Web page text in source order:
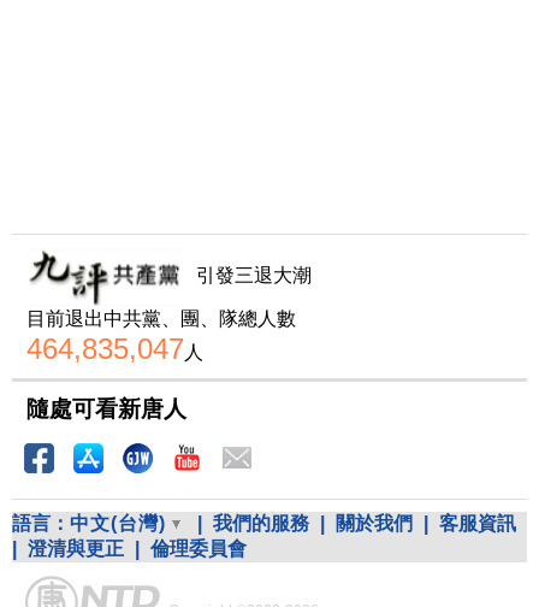
引發三退大潮
目前退出中共黨、團、隊總人數
464,835,047人
隨處可看新唐人
語言： 中文(台灣) 我們的服務 關於我們
客服資訊
澄清與更正 倫理委員會